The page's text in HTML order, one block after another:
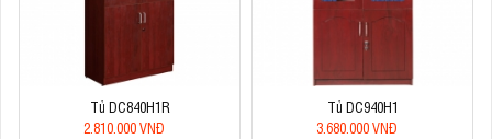
Tủ DC840H1R
2.810.000 VNĐ
Tủ DC940H1
3.680.000 VNĐ